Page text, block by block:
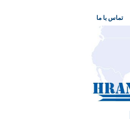
تماس با ما